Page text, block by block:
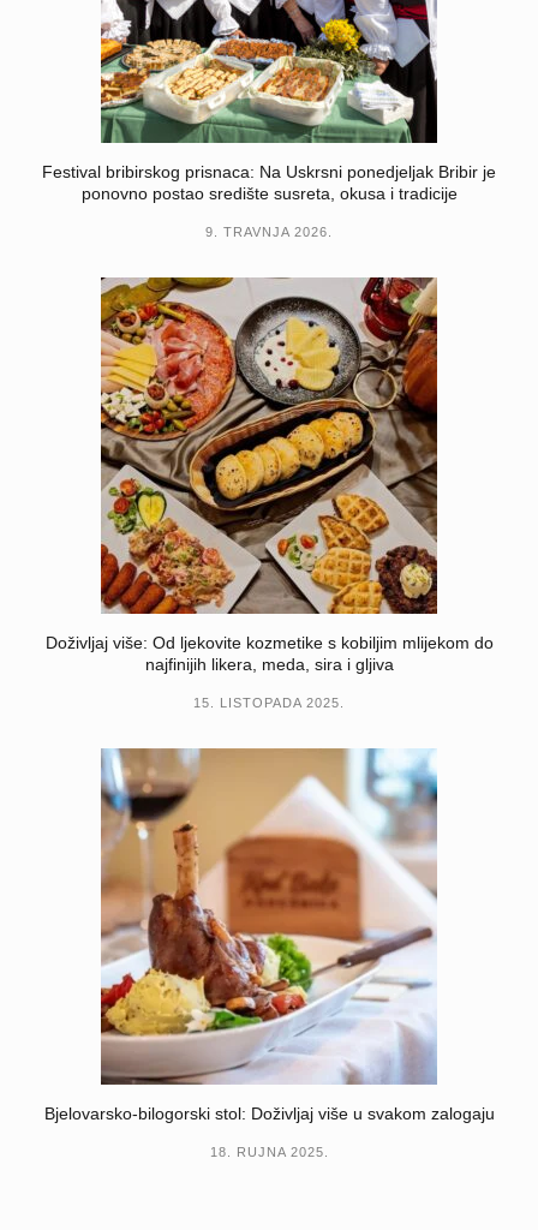
Festival bribirskog prisnaca: Na Uskrsni ponedjeljak Bribir je
ponovno postao središte susreta, okusa i tradicije
9. TRAVNJA 2026.
Doživljaj više: Od ljekovite kozmetike s kobiljim mlijekom do
najfinijih likera, meda, sira i gljiva
15. LISTOPADA 2025.
Bjelovarsko-bilogorski stol: Doživljaj više u svakom zalogaju
18. RUJNA 2025.